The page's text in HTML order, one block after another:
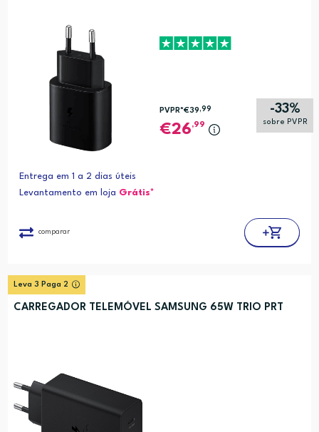
-33%
sobre PVPR
PVPR*€39,99
26,99
Entrega em 1 a 2 dias úteis
Levantamento em loja Grátis*
comparar
Leva 3 Paga 2
CARREGADOR TELEMÓVEL SAMSUNG 65W TRIO PRT